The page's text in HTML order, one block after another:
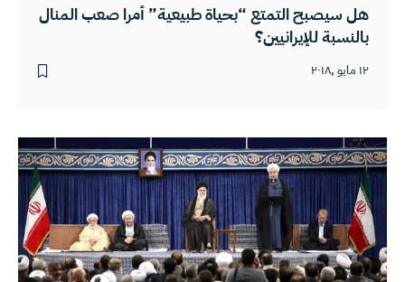
هل سيصبح التمتع “بحياة طبيعية” أمرا صعب المنال
بالنسبة للإيرانيين؟
١٢ مايو ,٢٠١٨